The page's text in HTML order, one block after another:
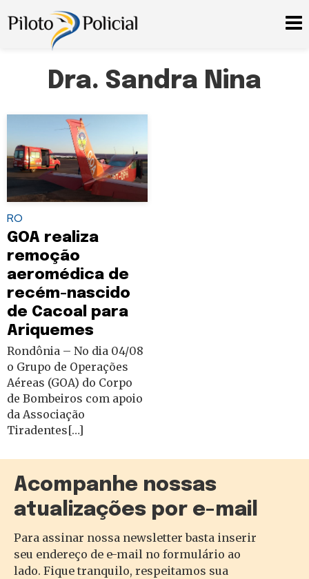
Dra. Sandra Nina
RO
GOA realiza
remoção
aeromédica de
recém-nascido
de Cacoal para
Ariquemes
Rondônia – No dia 04/08
o Grupo de Operações
Aéreas (GOA) do Corpo
de Bombeiros com apoio
da Associação
Tiradentes[…]
Acompanhe nossas
atualizações por e-mail
Para assinar nossa newsletter basta inserir
seu endereço de e-mail no formulário ao
lado. Fique tranquilo, respeitamos sua